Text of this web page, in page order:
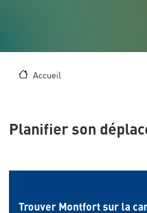
Accueil
Planifier son
Trouver Montfort sur la